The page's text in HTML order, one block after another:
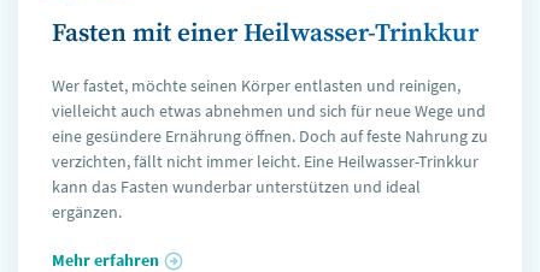
Fasten mit einer Heilwasser-Trinkkur
Wer fastet, möchte seinen Körper entlasten und reinigen,
vielleicht auch etwas abnehmen und sich für neue Wege und
eine gesündere Ernährung öffnen. Doch auf feste Nahrung zu
verzichten, fällt nicht immer leicht. Eine Heilwasser-Trinkkur
kann das Fasten wunderbar unterstützen und ideal
ergänzen.
Mehr erfahren